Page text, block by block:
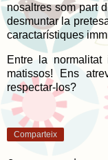
nosaltres som part
desmuntar la
caractarístiques
Entre la
matissos! Ens
respectar-los?
Comparteix